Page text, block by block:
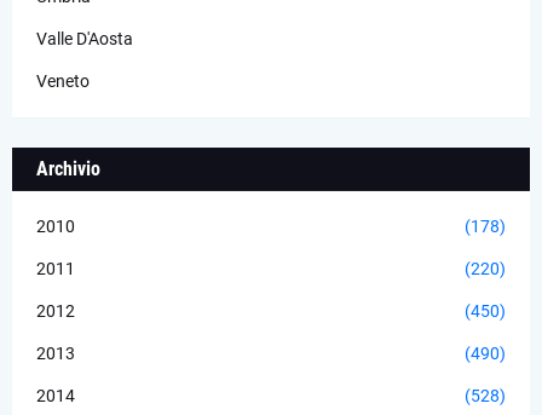
Valle D'Aosta
Veneto
Archivio
2010 (178)
2011 (220)
2012 (450)
2013 (490)
2014 (528)